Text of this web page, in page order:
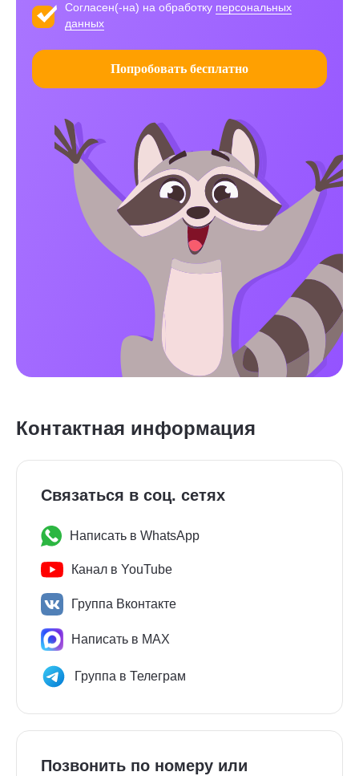
Согласен(-на) на обработку персональных
данных
Попробовать бесплатно
Контактная информация
Связаться в соц. сетях
Написать в WhatsApp
Канал в YouTube
Группа Вконтакте
Написать в MAX
Группа в Телеграм
Позвонить по номеру или